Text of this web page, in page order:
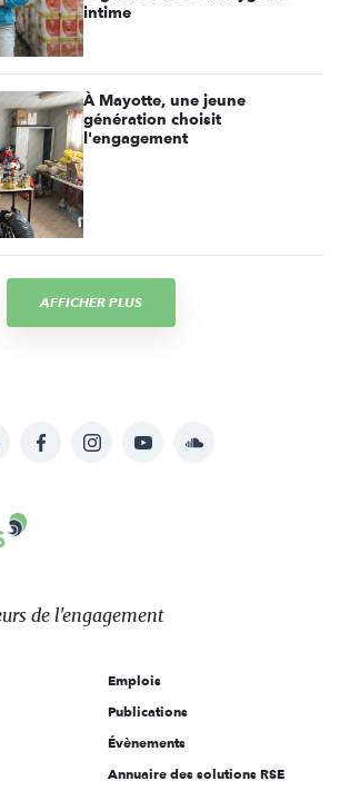
intime
À Mayotte, une jeune
génération choisit
l'engagement
AFFICHER PLUS
FacebookInstagramYouTubeSoundcloud
de l'engagement
Emplois
Publications
Évènements
Annuaire des solutions RSE